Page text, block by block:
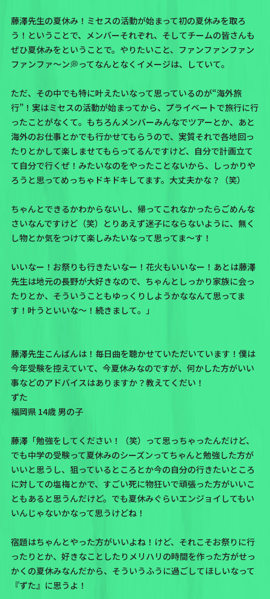
藤澤先生の夏休み！ミセスの活動が始まって初の夏休みを取ろ
う！ということで、メンバーそれぞれ、そしてチームの皆さんも
ぜひ夏休みをということで。やりたいこと、ファンファンファン
ファンファ～ン💭ってなんとなくイメージは、していて。
ただ、その中でも特に叶えたいなって思っているのが“海外旅
行”！実はミセスの活動が始まってから、プライベートで旅行に行
ったことがなくて。もちろんメンバーみんなでツアーとか、あと
海外のお仕事とかでも行かせてもらうので、実質それで各地回っ
たりとかして楽しませてもらってるんですけど、自分で計画立て
て自分で行くぜ！みたいなのをやったことないから、しっかりや
ろうと思ってめっちゃドキドキしてます。大丈夫かな？（笑）
ちゃんとできるかわからないし、帰ってこれなかったらごめんな
さいなんですけど（笑）とりあえず迷子にならないように、無く
し物とか気をつけて楽しみたいなって思ってま〜す！
いいなー！お祭りも行きたいなー！花火もいいなー！あとは藤澤
先生は地元の長野が大好きなので、ちゃんとしっかり家族に会っ
たりとか、そういうこともゆっくりしようかななんて思ってま
す！叶うといいな〜！続きまして。」
藤澤先生こんばんは！毎日曲を聴かせていただいています！僕は
今年受験を控えていて、今夏休みなのですが、何かした方がいい
事などのアドバイスはありますか？教えてくだい！
ずた
福岡県 14歳 男の子
藤澤「勉強をしてください！（笑）って思っちゃったんだけど、
でも中学の受験って夏休みのシーズンってちゃんと勉強した方が
いいと思うし、狙っているところとか今の自分の行きたいところ
に対しての塩梅とかで、すごい死に物狂いで頑張った方がいいこ
ともあると思うんだけど。でも夏休みぐらいエンジョイしてもい
いんじゃないかなって思うけどね！
宿題はちゃんとやった方がいいよね！けど、それこそお祭りに行
ったりとか、好きなことしたりメリハリの時間を作った方がせっ
かくの夏休みなんだから、そういうふうに過ごしてほしいなって
『ずた』に思うよ！